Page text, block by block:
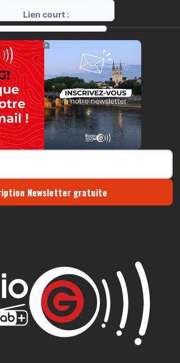
Lien court :
https://radio-g.fr?r423
⧉
Newsletter gratuite